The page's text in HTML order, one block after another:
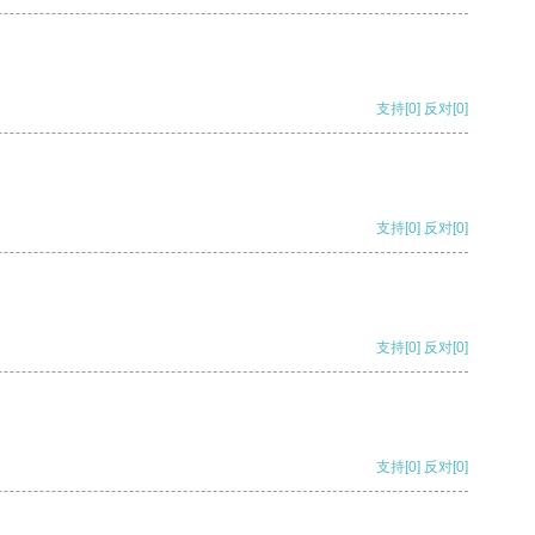
支持[0] 反对[0]
支持[0] 反对[0]
支持[0] 反对[0]
支持[0] 反对[0]